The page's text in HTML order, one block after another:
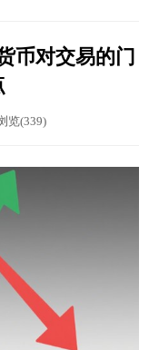
币对交易的门
览(339)